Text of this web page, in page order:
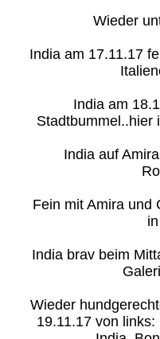
Wieder
India am 17.11.17
India am
Stadtbummel..hier
India auf
Fein mit Amira und
India brav beim
Wieder
19.11.17 von